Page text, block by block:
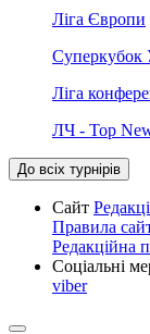
Ліга Європи
Ліга
ЛЧ - Top
До всіх турнірів
Сайт
Правила
Редакційна
Соціальні
viber